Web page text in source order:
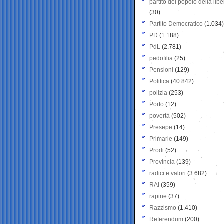
partito del popolo della
(30)
Partito Democratico (1.034)
PD (1.188)
PdL (2.781)
pedofilia (25)
Pensioni (129)
Politica (40.842)
polizia (253)
Porto (12)
povertà (502)
Presepe (14)
Primarie (149)
Prodi (52)
Provincia (139)
radici e valori (3.682)
RAI (359)
rapine (37)
Razzismo (1.410)
Referendum (200)